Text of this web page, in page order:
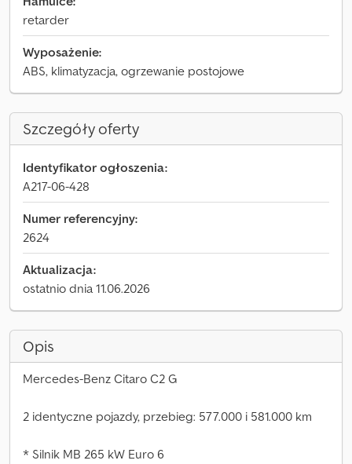
retarder
Wyposażenie:
ABS, klimatyzacja, ogrzewanie postojowe
Szczegóły oferty
Identyfikator ogłoszenia:
A217-06-428
Numer referencyjny:
2624
Aktualizacja:
ostatnio dnia 11.06.2026
Opis
Mercedes-Benz Citaro C2 G
2 identyczne pojazdy, przebieg: 577.000 i 581.000 km
* Silnik MB 265 kW Euro 6